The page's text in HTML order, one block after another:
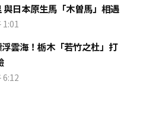
與日本原生馬「木曽馬」相遇
雲海！栃木「若竹之杜」打
6:12